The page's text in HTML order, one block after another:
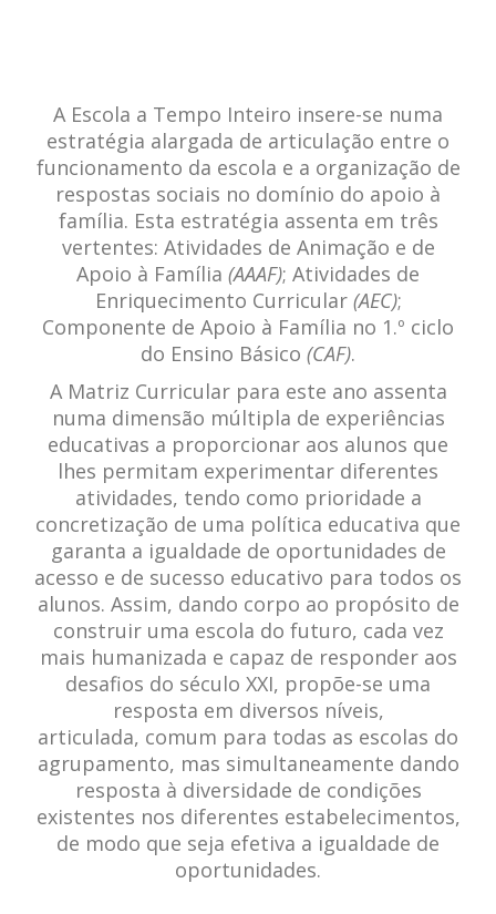
A Escola a Tempo Inteiro insere-se numa
estratégia alargada de articulação entre o
funcionamento da escola e a organização de
respostas sociais no domínio do apoio à
família. Esta estratégia assenta em três
vertentes: Atividades de Animação e de
Apoio à Família (AAAF); Atividades de
Enriquecimento Curricular (AEC);
Componente de Apoio à Família no 1.º ciclo
do Ensino Básico (CAF).
A Matriz Curricular para este ano assenta
numa dimensão múltipla de experiências
educativas a proporcionar aos alunos que
lhes permitam experimentar diferentes
atividades, tendo como prioridade a
concretização de uma política educativa que
garanta a igualdade de oportunidades de
acesso e de sucesso educativo para todos os
alunos. Assim, dando corpo ao propósito de
construir uma escola do futuro, cada vez
mais humanizada e capaz de responder aos
desafios do século XXI, propõe-se uma
resposta em diversos níveis,
articulada, comum para todas as escolas do
agrupamento, mas simultaneamente dando
resposta à diversidade de condições
existentes nos diferentes estabelecimentos,
de modo que seja efetiva a igualdade de
oportunidades.